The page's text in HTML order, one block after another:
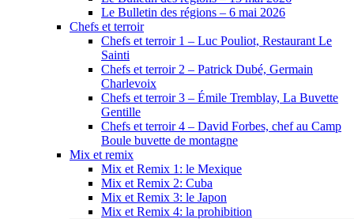
Le Bulletin des régions – 6 mai 2026
Chefs et terroir
Chefs et terroir 1 – Luc Pouliot, Restaurant Le
Sainti
Chefs et terroir 2 – Patrick Dubé, Germain
Charlevoix
Chefs et terroir 3 – Émile Tremblay, La Buvette
Gentille
Chefs et terroir 4 – David Forbes, chef au Camp
Boule buvette de montagne
Mix et remix
Mix et Remix 1: le Mexique
Mix et Remix 2: Cuba
Mix et Remix 3: le Japon
Mix et Remix 4: la prohibition